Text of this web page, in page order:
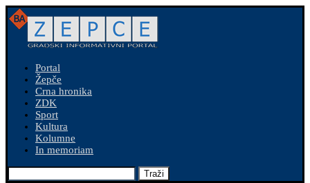
Portal
Žepče
Crna hronika
ZDK
Sport
Kultura
Kolumne
In memoriam
Traži